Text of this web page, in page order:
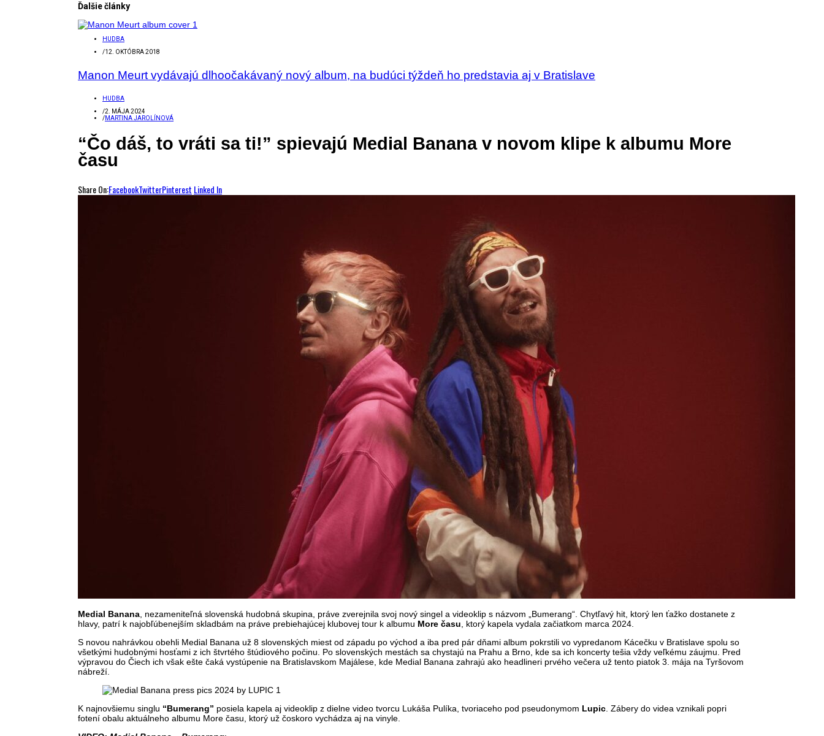
Ďalšie články
HUDBA
/12. OKTÓBRA 2018
Manon Meurt vydávajú dlhoočakávaný nový album, na budúci týždeň ho predstavia aj v Bratislave
HUDBA
/2. MÁJA 2024
/MARTINA JAROLÍNOVÁ
“Čo dáš, to vráti sa ti!” spievajú Medial Banana v novom klipe k albumu More
času
Share On:FacebookTwitterPinterest Linked In
Medial Banana , nezameniteľná slovenská hudobná skupina, práve zverejnila svoj nový singel a videoklip s názvom „Bumerang“. Chytľavý hit, ktorý len ťažko dostanete z
hlavy, patrí k najobľúbenejším skladbám na práve prebiehajúcej klubovej tour k albumu More času , ktorý kapela vydala začiatkom marca 2024.
S novou nahrávkou obehli Medial Banana už 8 slovenských miest od západu po východ a iba pred pár dňami album pokrstili vo vypredanom Kácečku v Bratislave spolu so
všetkými hudobnými hosťami z ich štvrtého štúdiového počinu. Po slovenských mestách sa chystajú na Prahu a Brno, kde sa ich koncerty tešia vždy veľkému záujmu. Pred
výpravou do Čiech ich však ešte čaká vystúpenie na Bratislavskom Majálese, kde Medial Banana zahrajú ako headlineri prvého večera už tento piatok 3. mája na Tyršovom
nábreží.
K najnovšiemu singlu “Bumerang” posiela kapela aj videoklip z dielne video tvorcu Lukáša Pulíka, tvoriaceho pod pseudonymom Lupic . Zábery do videa vznikali popri
fotení obalu aktuálneho albumu More času, ktorý už čoskoro vychádza aj na vinyle.